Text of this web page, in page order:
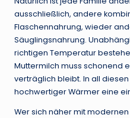
ausschließlich, andere
Flaschennahrung, wieder
Säuglingsnahrung.
richtigen Temperatur
Muttermilch muss schonend
verträglich bleibt. In all
hochwertiger Wärmer eine
Wer sich näher mit